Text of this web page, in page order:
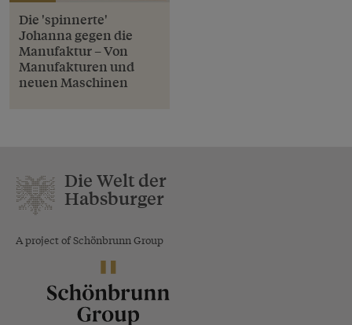
Die 'spinnerte'
Johanna gegen die
Manufaktur – Von
Manufakturen und
neuen Maschinen
Die Welt der
Habsburger
A project of Schönbrunn Group